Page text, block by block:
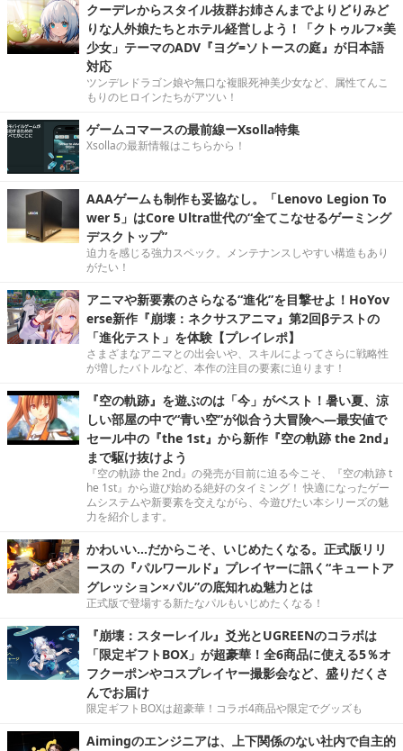
クーデレからスタイル抜群お姉さんまでよりどりみど
りな人外娘たちとホテル経営しよう！「クトゥルフ×美
少女」テーマのADV『ヨグ=ソトースの庭』が日本語
対応
ツンデレドラゴン娘や無口な複眼死神美少女など、属性てんこ
もりのヒロインたちがアツい！
ゲームコマースの最前線ーXsolla特集
Xsollaの最新情報はこちらから！
AAAゲームも制作も妥協なし。「Lenovo Legion To
wer 5」はCore Ultra世代の“全てこなせるゲーミング
デスクトップ”
迫力を感じる強力スペック。メンテナンスしやすい構造もあり
がたい！
アニマや新要素のさらなる“進化”を目撃せよ！HoYov
erse新作『崩壊：ネクサスアニマ』第2回βテストの
「進化テスト」を体験【プレイレポ】
さまざまなアニマとの出会いや、スキルによってさらに戦略性
が増したバトルなど、本作の注目の要素に迫ります！
『空の軌跡』を遊ぶのは「今」がベスト！暑い夏、涼
しい部屋の中で“青い空”が似合う大冒険へ―最安値で
セール中の『the 1st』から新作『空の軌跡 the 2nd』
まで駆け抜けよう
『空の軌跡 the 2nd』の発売が目前に迫る今こそ、『空の軌跡 t
he 1st』から遊び始める絶好のタイミング！ 快適になったゲー
ムシステムや新要素を交えながら、今遊びたい本シリーズの魅
力を紹介します。
かわいい…だからこそ、いじめたくなる。正式版リリ
ースの『パルワールド』プレイヤーに訊く“キュートア
グレッション×パル”の底知れぬ魅力とは
正式版で登場する新たなパルもいじめたくなる！
『崩壊：スターレイル』爻光とUGREENのコラボは
「限定ギフトBOX」が超豪華！全6商品に使える5％オ
フクーポンやコスプレイヤー撮影会など、盛りだくさ
んでお届け
限定ギフトBOXは超豪華！コラボ4商品や限定でグッズも
Aimingのエンジニアは、上下関係のない社内で自主的